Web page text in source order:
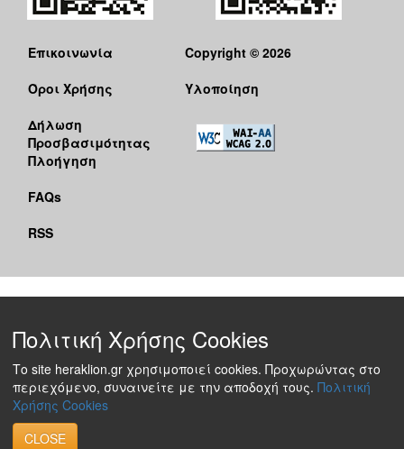
Επικοινωνία
Όροι Χρήσης
Δήλωση
Προσβασιμότητας
Πλοήγηση
FAQs
RSS
Copyright © 2026
Υλοποίηση
Πολιτική Χρήσης Cookies
Το site heraklion.gr χρησιμοποιεί cookies. Προχωρώντας στο
περιεχόμενο, συναινείτε με την αποδοχή τους. Πολιτική
Χρήσης Cookies
CLOSE